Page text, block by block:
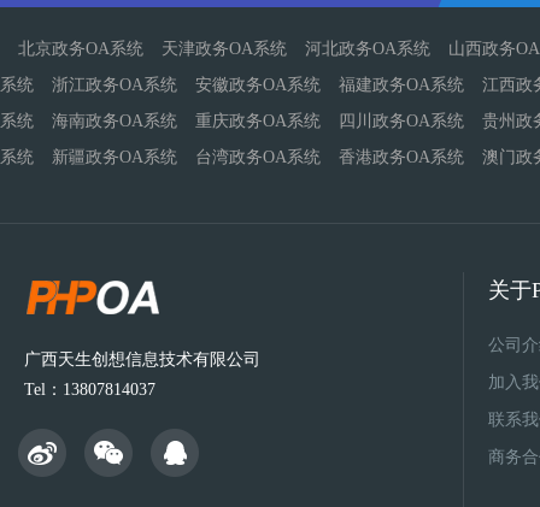
北京政务OA系统 天津政务OA系统 河北政务OA系统
山西政务
系统
浙江政务OA系统 安徽政务OA系统 福建政务OA系统
江西政
系统
海南政务OA系统 重庆政务OA系统 四川政务OA系统
贵州政
系统
新疆政务OA系统 台湾政务OA系统 香港政务OA系统 澳门政
广西天生创想信息技术有限公司
Tel：13807814037
关于
公司
加入
联系
商务